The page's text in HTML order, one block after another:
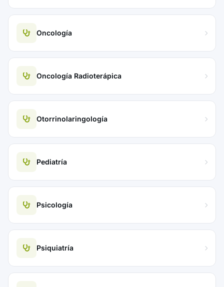
Oncología
Oncología Radioterápica
Otorrinolaringología
Pediatría
Psicología
Psiquiatría